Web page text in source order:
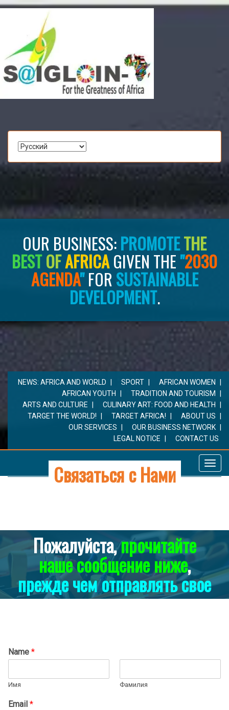
Выбрать
OUR BUSINESS:PROMOTETHE
BESTOFAFRICAGIVEN THE"2030
AGENDA"FOR SUSTAINABLE
DEVELOPMENT.
NEWS: AFRICA AND WORLD SPORT
AFRICAN WOMEN
AFRICAN YOUTH
TRADITION AND TOURISM
ARTS AND CULTURE
CULINARY ART: FOOD AND HEALTH
TARGET THE WORLD!
TARGET AFRICA!
ABOUT US
OUR SERVICES
OUR BUSINESS NETWORK
LEGAL NOTICE
CONTACT US
Связаться с Нами
Пожалуйста,прочитайте
наше сообщение ниже,
прежде чем отправлять свое
Name *
Имя Фамилия
Email *